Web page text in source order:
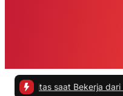
saat Bekerja dari Rumah